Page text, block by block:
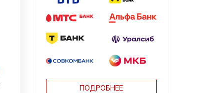
ПОДРОБНЕЕ